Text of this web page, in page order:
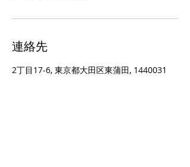
連絡先
2丁目17-6, 東京都大田区東蒲田, 1440031